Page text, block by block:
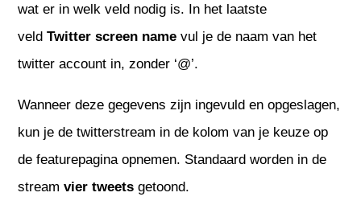
wat er in welk veld nodig is. In het laatste
veldTwitter screen name vul je de naam van het
twitter account in, zonder ‘@’.
Wanneer deze gegevens zijn ingevuld en opgeslagen,
kun je de twitterstream in de kolom van je keuze op
de featurepagina opnemen. Standaard worden in de
streamvier tweets getoond.